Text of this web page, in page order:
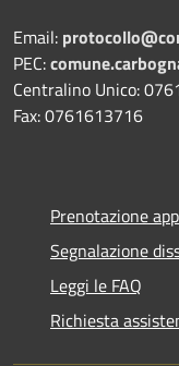
Email:
PEC:
Centralino Unico:
Fax: 0761613716
Prenotazione
Segnalazione
Leggi le FAQ
Richiesta